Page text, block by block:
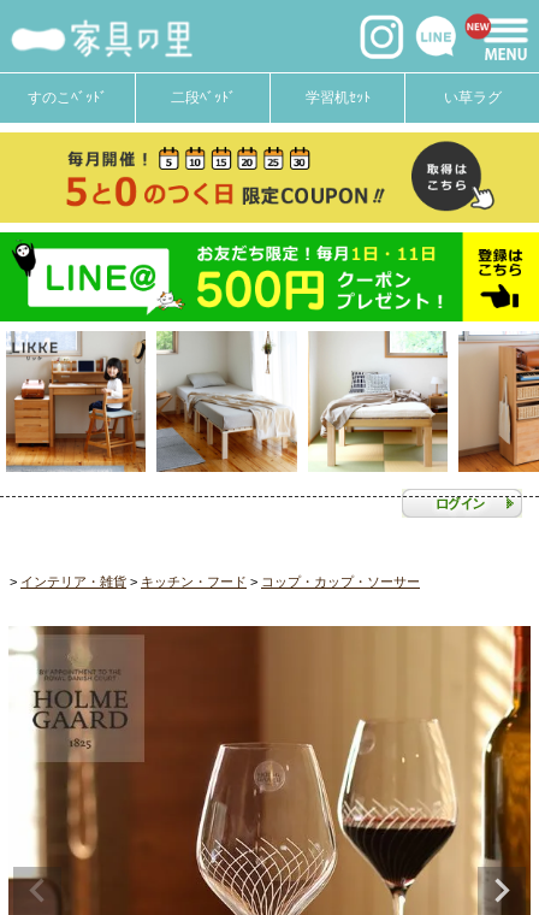
すのこﾍﾞｯﾄﾞ 二段ﾍﾞｯﾄﾞ 学習机ｾｯﾄ い草ラグ
インテリア・雑貨 キッチン・フード コップ・カップ・ソーサー